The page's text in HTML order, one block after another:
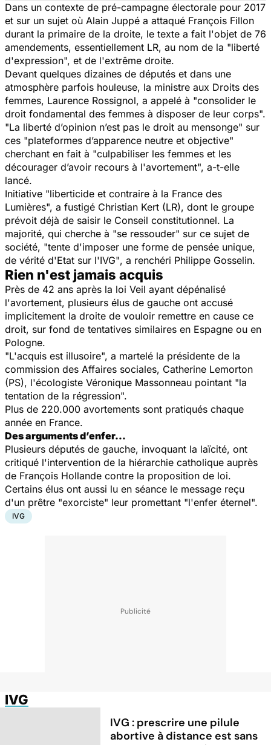
Dans un contexte de pré-campagne électorale pour 2017
et sur un sujet où Alain Juppé a attaqué François Fillon
durant la primaire de la droite, le texte a fait l'objet de 76
amendements, essentiellement LR, au nom de la "liberté
d'expression", et de l'extrême droite.
Devant quelques dizaines de députés et dans une
atmosphère parfois houleuse, la ministre aux Droits des
femmes, Laurence Rossignol, a appelé à "consolider le
droit fondamental des femmes à disposer de leur corps".
"La liberté d’opinion n’est pas le droit au mensonge" sur
ces "plateformes d’apparence neutre et objective"
cherchant en fait à "culpabiliser les femmes et les
décourager d’avoir recours à l'avortement", a-t-elle
lancé.
Initiative "liberticide et contraire à la France des
Lumières", a fustigé Christian Kert (LR), dont le groupe
prévoit déjà de saisir le Conseil constitutionnel. La
majorité, qui cherche à "se ressouder" sur ce sujet de
société, "tente d'imposer une forme de pensée unique,
de vérité d'Etat sur l'IVG", a renchéri Philippe Gosselin.
Rien n'est jamais acquis
Près de 42 ans après la loi Veil ayant dépénalisé
l'avortement, plusieurs élus de gauche ont accusé
implicitement la droite de vouloir remettre en cause ce
droit, sur fond de tentatives similaires en Espagne ou en
Pologne.
"L'acquis est illusoire", a martelé la présidente de la
commission des Affaires sociales, Catherine Lemorton
(PS), l'écologiste Véronique Massonneau pointant "la
tentation de la régression".
Plus de 220.000 avortements sont pratiqués chaque
année en France.
Des arguments d’enfer…
Plusieurs députés de gauche, invoquant la laïcité, ont
critiqué l'intervention de la hiérarchie catholique auprès
de François Hollande contre la proposition de loi.
Certains élus ont aussi lu en séance le message reçu
d'un prêtre "exorciste" leur promettant "l'enfer éternel".
IVG
IVG
IVG : prescrire une pilule
abortive à distance est sans